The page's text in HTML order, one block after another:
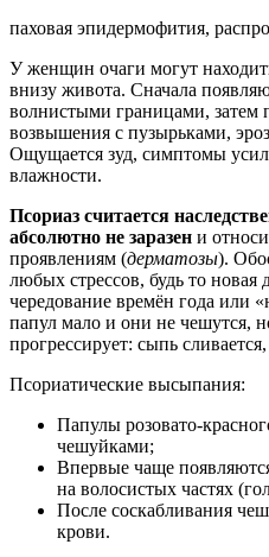
паховая эпидермофития,
У женщин очаги могут
внизу живота. Сначала
волнистыми границами, затем
возвышения с пузырьками,
Ощущается зуд, симптомы
влажности.
Псориаз считается
абсолютно не заразен и
проявлениям (дерматозы).
любых стрессов, будь то новая
чередование времён года или
папул мало и они не чешутся,
прогрессирует: сыпь
Псориатические высыпания:
Папулы розовато-
чешуйками;
Впервые чаще
на волосистых частях
После соскабливания
крови.